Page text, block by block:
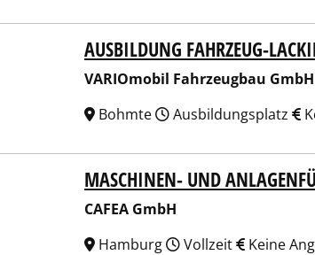
Fahrzeugbau GmbH
AUSBILDUNG FAHRZEUG-
VARIOmobil Fahrzeugbau GmbH
Bohmte
Ausbildungsplatz
MASCHINEN- UND
CAFEA GmbH
Hamburg
Vollzeit Keine